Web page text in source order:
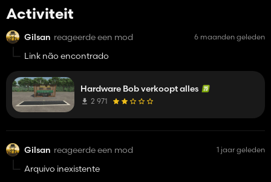
Activiteit
Gilsan reageerde een mod 6 maanden geleden
Link não encontrado
Hardware Bob verkoopt alles
2 971
Gilsan reageerde een mod 1 jaar geleden
Arquivo inexistente